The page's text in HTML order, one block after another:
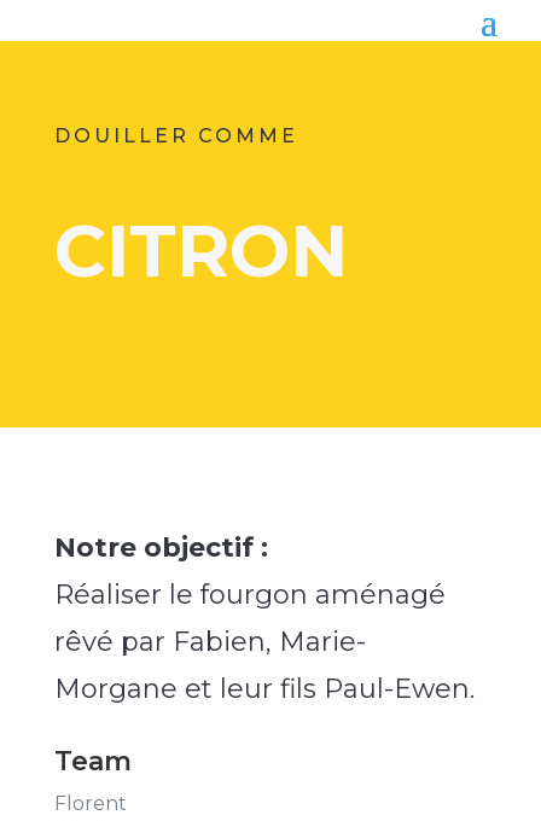
DOUILLER COMME
CITRON
Notre objectif :
Réaliser le fourgon aménagé
rêvé par Fabien, Marie-
Morgane et leur fils Paul-Ewen.
Team
Florent